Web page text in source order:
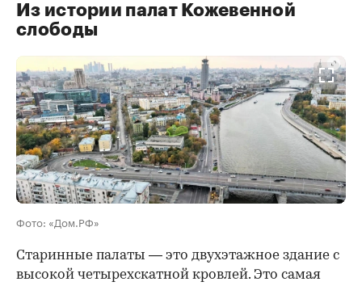
00:00 / 00:00
Из истории палат Кожевенной
слободы
Фото: «Дом.РФ»
Старинные палаты — это двухэтажное здание с
высокой четырехскатной кровлей. Это самая